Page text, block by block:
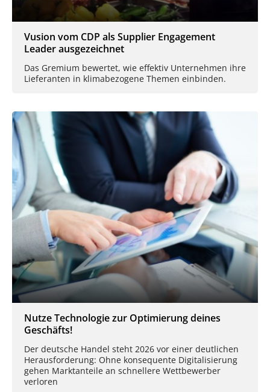
Vusion vom CDP als Supplier Engagement
Leader ausgezeichnet
Das Gremium bewertet, wie effektiv Unternehmen ihre
Lieferanten in klimabezogene Themen einbinden.
Nutze Technologie zur Optimierung deines
Geschäfts!
Der deutsche Handel steht 2026 vor einer deutlichen
Herausforderung: Ohne konsequente Digitalisierung
gehen Marktanteile an schnellere Wettbewerber
verloren